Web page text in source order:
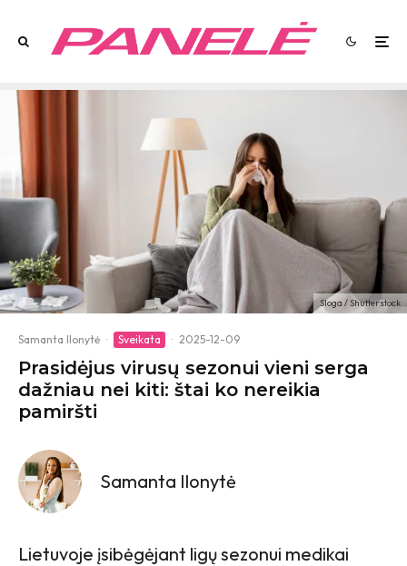
Sloga / Shutterstock
Samanta Ilonytė · Sveikata · 2025-12-09
Prasidėjus virusų sezonui vieni serga
dažniau nei kiti: štai ko nereikia
pamiršti
Samanta Ilonytė
Lietuvoje įsibėgėjant ligų sezonui medikai